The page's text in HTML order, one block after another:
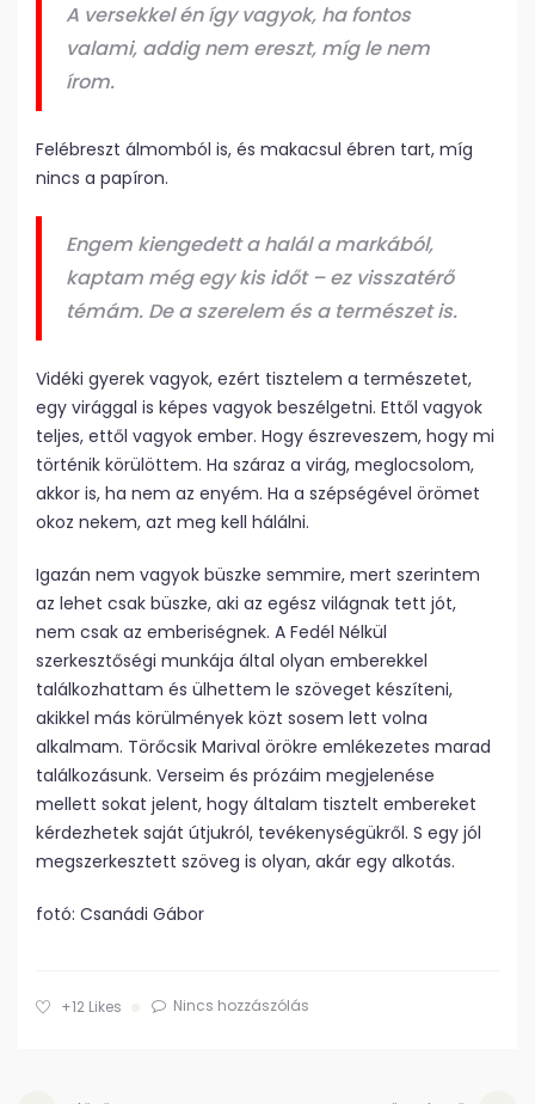
A versekkel én így vagyok, ha fontos
valami, addig nem ereszt, míg le nem
írom.
Felébreszt álmomból is, és makacsul ébren tart, míg
nincs a papíron.
Engem kiengedett a halál a markából,
kaptam még egy kis időt – ez visszatérő
témám. De a szerelem és a természet is.
Vidéki gyerek vagyok, ezért tisztelem a természetet,
egy virággal is képes vagyok beszélgetni. Ettől vagyok
teljes, ettől vagyok ember. Hogy észreveszem, hogy mi
történik körülöttem. Ha száraz a virág, meglocsolom,
akkor is, ha nem az enyém. Ha a szépségével örömet
okoz nekem, azt meg kell hálálni.
Igazán nem vagyok büszke semmire, mert szerintem
az lehet csak büszke, aki az egész világnak tett jót,
nem csak az emberiségnek. A Fedél Nélkül
szerkesztőségi munkája által olyan emberekkel
találkozhattam és ülhettem le szöveget készíteni,
akikkel más körülmények közt sosem lett volna
alkalmam. Törőcsik Marival örökre emlékezetes marad
találkozásunk. Verseim és prózáim megjelenése
mellett sokat jelent, hogy általam tisztelt embereket
kérdezhetek saját útjukról, tevékenységükről. S egy jól
megszerkesztett szöveg is olyan, akár egy alkotás.
fotó: Csanádi Gábor
+12 Likes Nincs hozzászólás